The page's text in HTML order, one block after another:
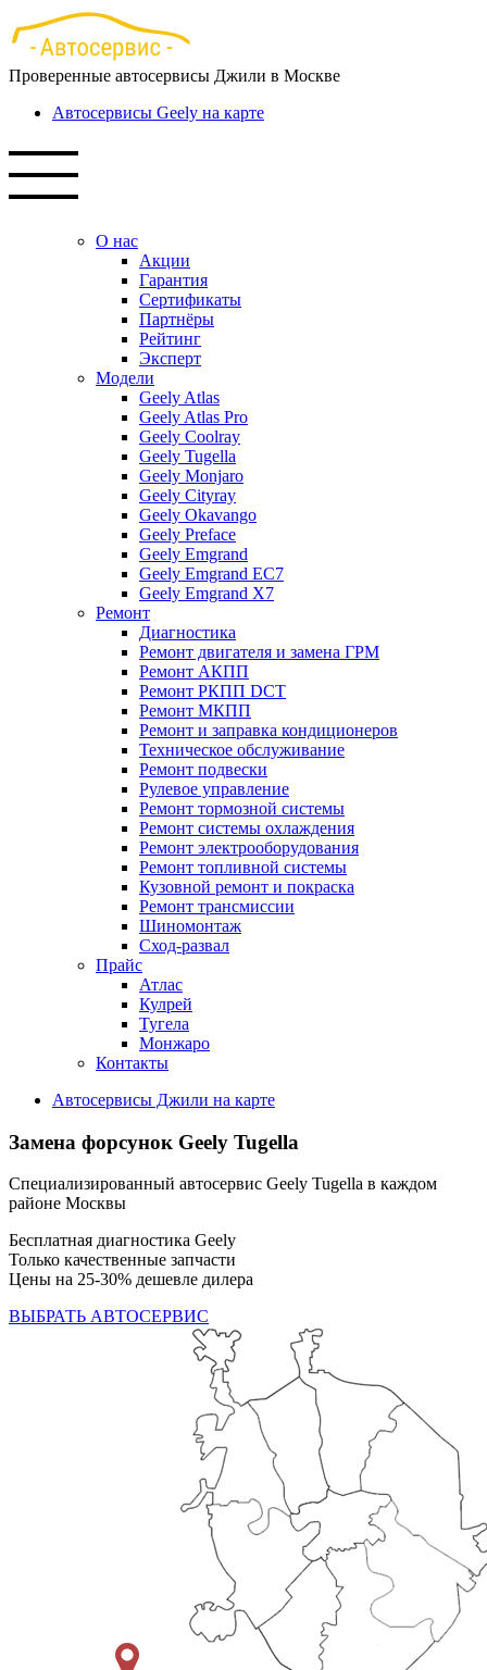
Перейти
к
основному
содержанию
Проверенные автосервисы Джили в Москве
Автосервисы Geely на карте
О нас
Акции
Гарантия
Сертификаты
Партнёры
Рейтинг
Эксперт
Модели
Geely Atlas
Geely Atlas Pro
Geely Coolray
Geely Tugella
Geely Monjaro
Geely Cityray
Geely Okavango
Geely Preface
Geely Emgrand
Geely Emgrand EC7
Geely Emgrand X7
Ремонт
Диагностика
Ремонт двигателя и замена ГРМ
Ремонт АКПП
Ремонт РКПП DCT
Ремонт МКПП
Ремонт и заправка кондиционеров
Техническое обслуживание
Ремонт подвески
Рулевое управление
Ремонт тормозной системы
Ремонт системы охлаждения
Ремонт электрооборудования
Ремонт топливной системы
Кузовной ремонт и покраска
Ремонт трансмиссии
Шиномонтаж
Сход-развал
Прайс
Атлас
Кулрей
Тугела
Монжаро
Контакты
Автосервисы Джили на карте
Замена форсунок Geely Tugella
Специализированный автосервис Geely Tugella в каждом
районе Москвы
Бесплатная диагностика Geely
Только качественные запчасти
Цены на 25-30% дешевле дилера
ВЫБРАТЬ АВТОСЕРВИС